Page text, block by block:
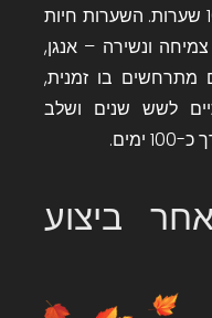
אדם מאבד בכל יום בין 80 ל-100 שערות. השערות חיות
ונשירה – אנגן,
מתרחשים בו זמנית,
לשש שנים ושלב
ביצוע